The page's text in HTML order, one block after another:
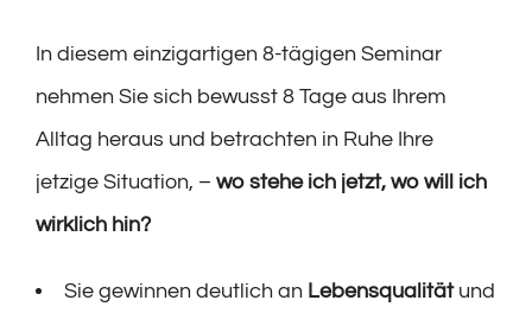
In diesem einzigartigen 8-tägigen Seminar
nehmen Sie sich bewusst 8 Tage aus Ihrem
Alltag heraus und betrachten in Ruhe Ihre
jetzige Situation, – wo stehe ich jetzt, wo will ich
wirklich hin?
Sie gewinnen deutlich an Lebensqualitätund